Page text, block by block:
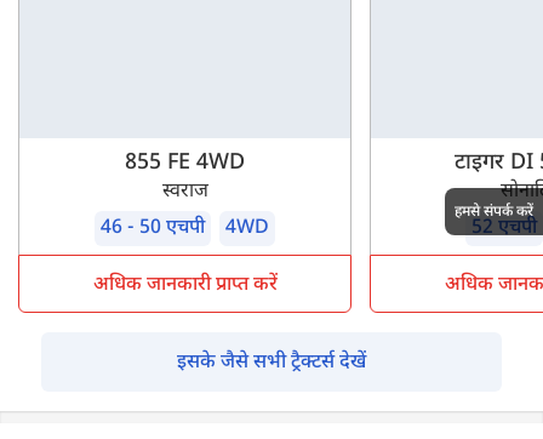
855 FE 4WD
स्वराज
46 - 50 एचपी
4WD
अधिक जानकारी प्राप्त करें
टाइगर
52 एचपी
अधिक
इसके जैसे सभी ट्रैक्टर्स देखें
हमसे संपर्क करें